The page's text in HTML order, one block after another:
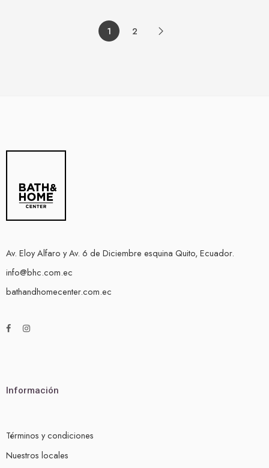
1 2
Av. Eloy Alfaro y Av. 6 de Diciembre esquina Quito, Ecuador.
info@bhc.com.ec
bathandhomecenter.com.ec
Información
Términos y condiciones
Nuestros locales